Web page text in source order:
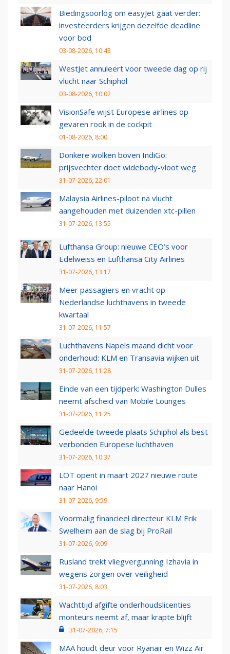
Biedingsoorlog om easyJet gaat verder:
investeerders krijgen dezelfde deadline
voor bod
03-08-2026, 10:43
WestJet annuleert voor tweede dag op rij
vlucht naar Schiphol
03-08-2026, 10:02
VisionSafe wijst Europese airlines op
gevaren rook in de cockpit
01-08-2026, 8:00
Donkere wolken boven IndiGo:
prijsvechter doet widebody-vloot weg
31-07-2026, 22:01
Malaysia Airlines-piloot na vlucht
aangehouden met duizenden xtc-pillen
31-07-2026, 13:55
Lufthansa Group: nieuwe CEO’s voor
Edelweiss en Lufthansa City Airlines
31-07-2026, 13:17
Meer passagiers en vracht op
Nederlandse luchthavens in tweede
kwartaal
31-07-2026, 11:57
Luchthavens Napels maand dicht voor
onderhoud: KLM en Transavia wijken uit
31-07-2026, 11:28
Einde van een tijdperk: Washington Dulles
neemt afscheid van Mobile Lounges
31-07-2026, 11:25
Gedeelde tweede plaats Schiphol als best
verbonden Europese luchthaven
31-07-2026, 10:37
LOT opent in maart 2027 nieuwe route
naar Hanoi
31-07-2026, 9:59
Voormalig financieel directeur KLM Erik
Swelheim aan de slag bij ProRail
31-07-2026, 9:09
Rusland trekt vliegvergunning Izhavia in
wegens zorgen over veiligheid
31-07-2026, 8:03
Wachttijd afgifte onderhoudslicenties
monteurs neemt af, maar krapte blijft
31-07-2026, 7:15
MAA houdt deur voor Ryanair en Wizz Air